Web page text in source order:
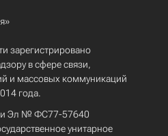
зарегистрировано
в сфере связи,
и массовых коммуникаций
года.
Эл № ФС77-57640
унитарное